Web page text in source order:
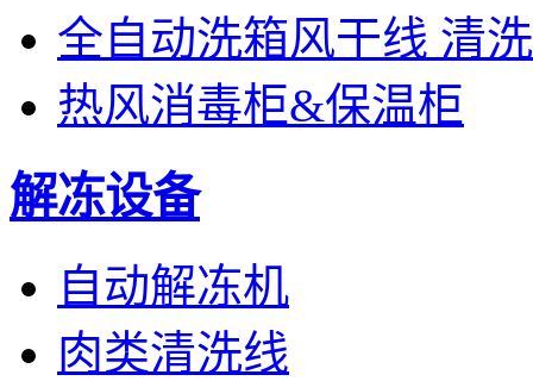
全自动洗箱风干线 清
热风消毒柜&保温柜
解冻设备
自动解冻机
肉类清洗线